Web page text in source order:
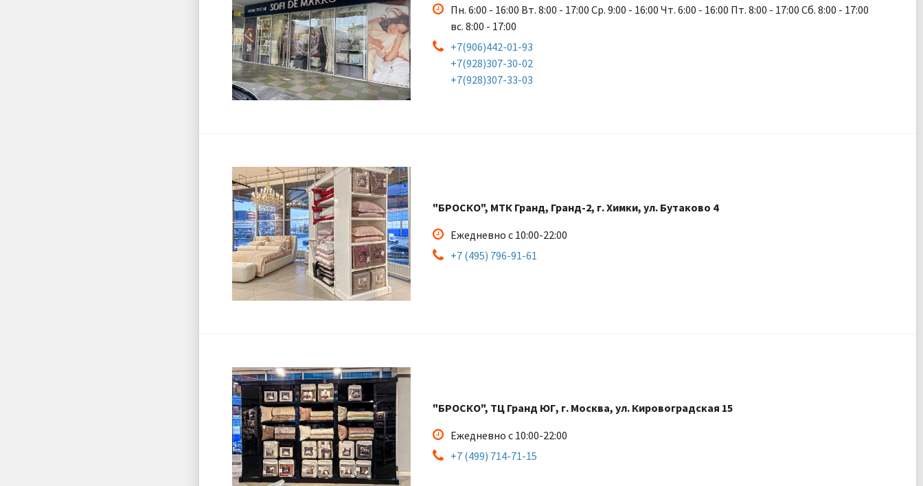
Пн. 6:00 - 16:00 Вт. 8:00 - 17:00 Ср. 9:00 - 16:00 Чт. 6:00 - 16:00 Пт. 8:00 - 17:00 Сб. 8:00 - 17:00
вс. 8:00 - 17:00
+7(906)442-01-93
+7(928)307-30-02
+7(928)307-33-03
"БРОСКО", МТК Гранд, Гранд-2, г. Химки, ул. Бутаково 4
Ежедневно с 10:00-22:00
+7 (495) 796-91-61
"БРОСКО", ТЦ Гранд ЮГ, г. Москва, ул. Кировоградская 15
Ежедневно с 10:00-22:00
+7 (499) 714-71-15